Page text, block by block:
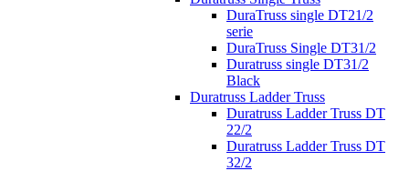
DuraTruss single DT21/2
serie
DuraTruss Single DT31/2
Duratruss single DT31/2
Black
Duratruss Ladder Truss
Duratruss Ladder Truss DT
22/2
Duratruss Ladder Truss DT
32/2